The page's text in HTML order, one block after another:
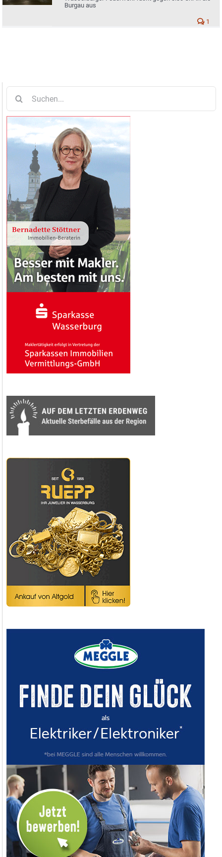
Burgau aus
1
nach: